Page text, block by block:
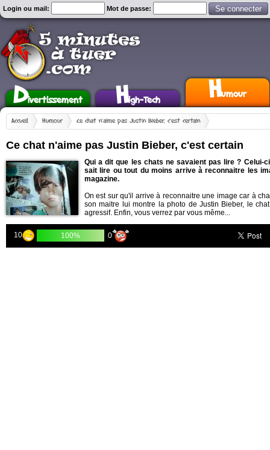
Login ou mail: Mot de passe:
Divertissement High-Tech Humour
Accueil Humour Ce chat n'aime pas Justin Bieber, c'est certain
Ce chat n'aime pas Justin Bieber, c'est certain
Qui a dit que les chats ne savaient pas lire ? Celui-
sait lire ou tout du moins arrive à reconnaitre les
magazine.
On est sur qu'il arrive à reconnaitre une image car à
son maitre lui montre la photo de Justin Bieber, le
agressif. Enfin, vous verrez par vous même...
10 100% 0